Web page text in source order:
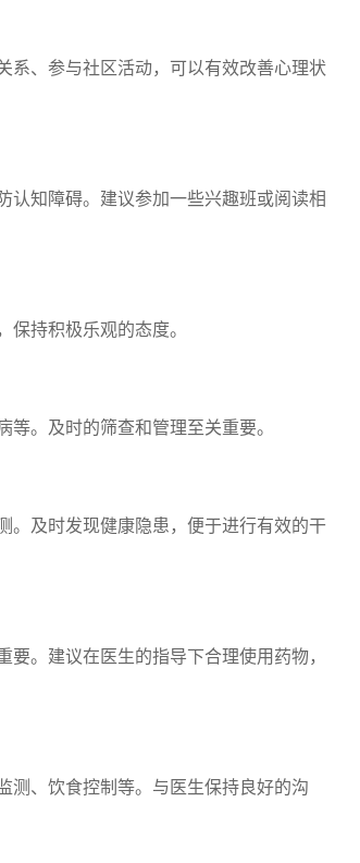
系、参与社区活动，可以有效改善心理状
认知障碍。建议参加一些兴趣班或阅读相
持积极乐观的态度。
。及时的筛查和管理至关重要。
。及时发现健康隐患，便于进行有效的干
。建议在医生的指导下合理使用药物，
测、饮食控制等。与医生保持良好的沟